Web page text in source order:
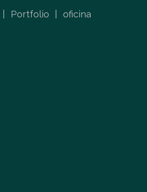
Portfolio oficina